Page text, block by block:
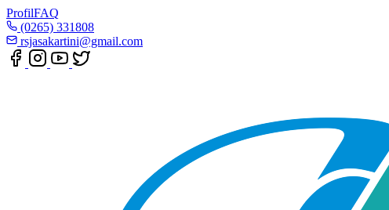
ProfilFAQ
(0265) 331808
rsjasakartini@gmail.com